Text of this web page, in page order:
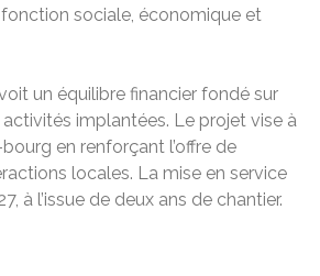
sociale, économique et
un équilibre financier fondé sur
implantées. Le projet vise à
en renforçant l’offre de
locales. La mise en service
à l’issue de deux ans de chantier.